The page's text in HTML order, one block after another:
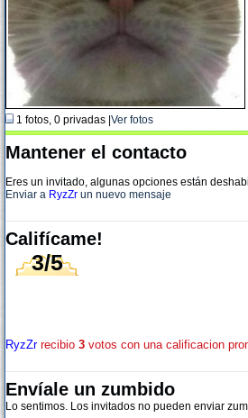
1 fotos, 0 privadas | Ver fotos
Mantener el contacto
Eres un invitado, algunas opciones están
Enviar a RyzZr un nuevo mensaje
Califícame!
3/5
RyzZrrecibio 3 votos con una calificacion
Envíale un zumbido
Lo sentimos. Los invitados no pueden enviar